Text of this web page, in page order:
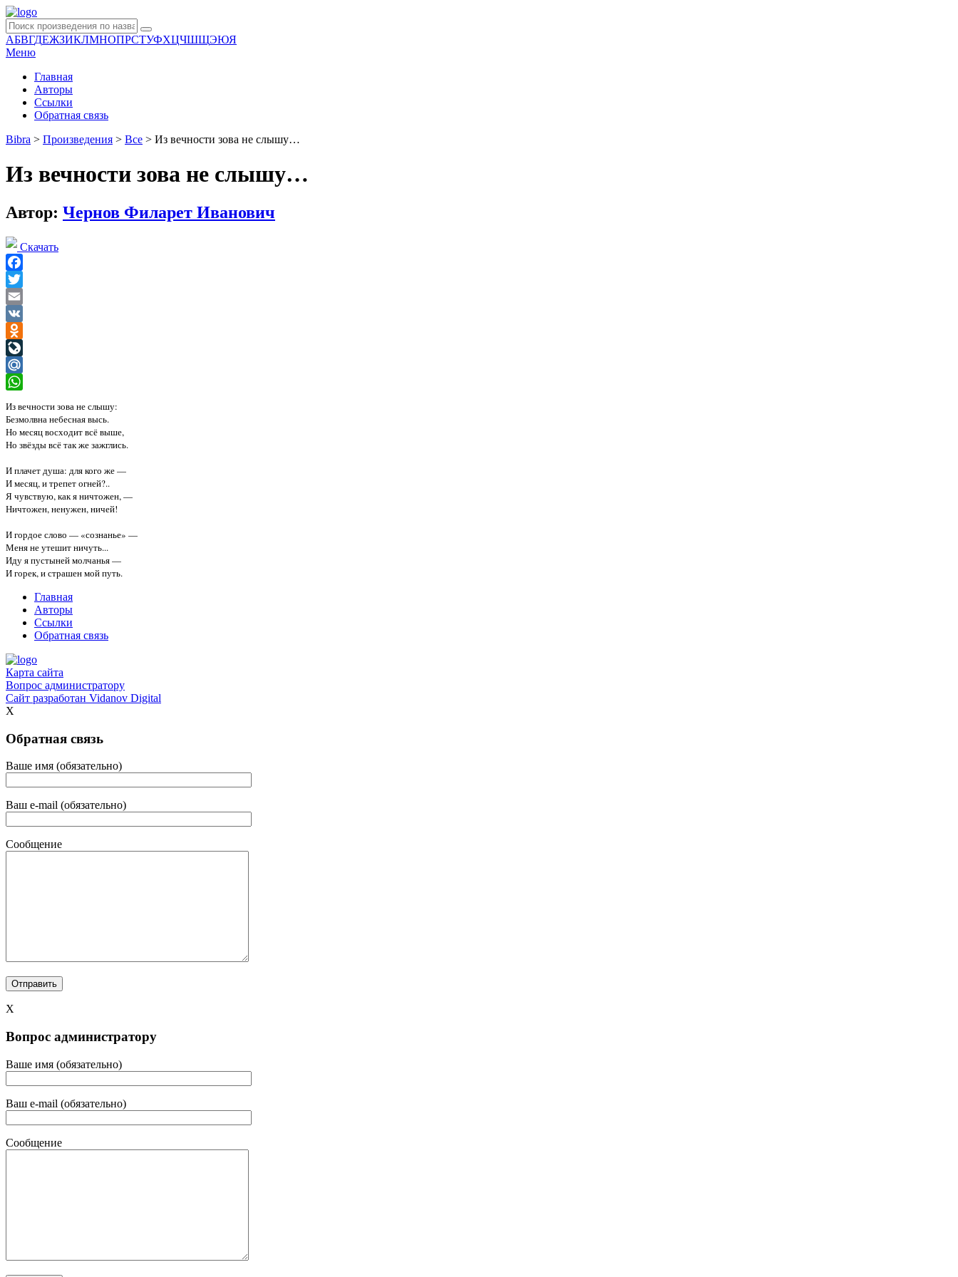
АБВГДЕЖЗИКЛМНОПРСТУФХЦЧШЩЭЮЯ
Меню
Главная
Авторы
Ссылки
Обратная связь
Bibra > Произведения > Все > Из вечности зова не слышу…
Из вечности зова не слышу…
Автор: Чернов Филарет Иванович
Скачать
Facebook
Twitter
Email
VK
Odnoklassniki
LiveJournal
Mail.Ru
Из вечности зова не слышу:
Безмолвна небесная высь.
Но месяц восходит всё выше,
Но звёзды всё так же зажглись.
И плачет душа: для кого же —
И месяц, и трепет огней?..
Я чувствую, как я ничтожен, —
Ничтожен, ненужен, ничей!
И гордое слово — «сознанье» —
Меня не утешит ничуть...
Иду я пустыней молчанья —
Главная
Авторы
Ссылки
Обратная связь
Карта сайта
Вопрос администратору
Сайт разработан Vidanov Digital
X
Обратная связь
Ваше имя (обязательно)
Ваш e-mail (обязательно)
Сообщение
X
Вопрос администратору
Ваше имя (обязательно)
Ваш e-mail (обязательно)
Сообщение